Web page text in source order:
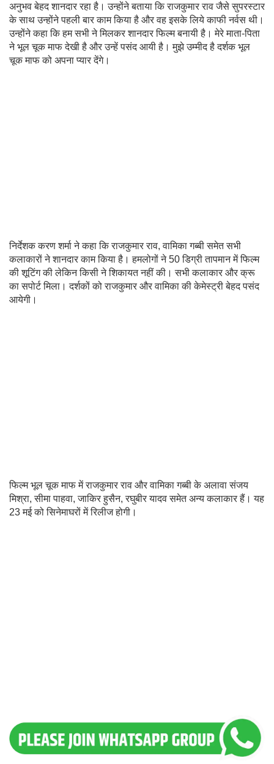
अनुभव बेहद शानदार रहा है। उन्होंने बताया कि राजकुमार राव जैसे सुपरस्टार
के साथ उन्होंने पहली बार काम किया है और वह इसके लिये काफी नर्वस थी।
उन्होंने कहा कि हम सभी ने मिलकर शानदार फिल्म बनायी है। मेरे माता-पिता
ने भूल चूक माफ देखी है और उन्हें पसंद आयी है। मुझे उम्मीद है दर्शक भूल
चूक माफ को अपना प्यार देंगे।
निर्देशक करण शर्मा ने कहा कि राजकुमार राव, वामिका गब्बी समेत सभी
कलाकारों ने शानदार काम किया है। हमलोगों ने 50 डिग्री तापमान में फिल्म
की शूटिंग की लेकिन किसी ने शिकायत नहीं की। सभी कलाकार और क्रू
का सपोर्ट मिला। दर्शकों को राजकुमार और वामिका की केमेस्ट्री बेहद पसंद
आयेगी।
फिल्म भूल चूक माफ में राजकुमार राव और वामिका गब्बी के अलावा संजय
मिश्रा, सीमा पाहवा, जाकिर हुसैन, रघुबीर यादव समेत अन्य कलाकार हैं। यह
23 मई को सिनेमाघरों में रिलीज होगी।